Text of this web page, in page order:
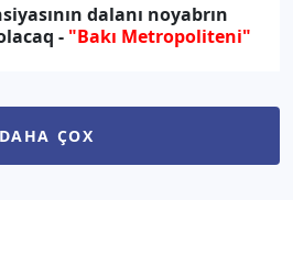
dalanı noyabrın
- "Bakı Metropoliteni"
DAHA ÇOX